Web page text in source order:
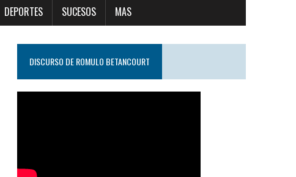
DEPORTES SUCESOS MAS
DISCURSO DE ROMULO BETANCOURT